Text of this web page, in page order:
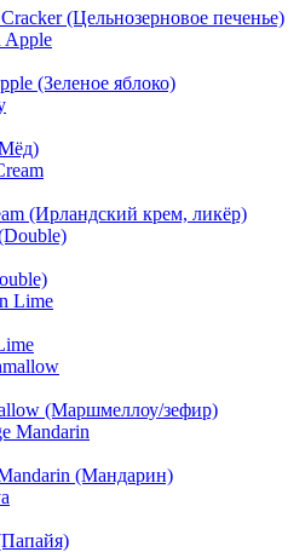
(Цельнозерновое печенье)
(Зеленое яблоко)
(Ирландский крем, ликёр)
(Маршмеллоу/зефир)
(Мандарин)